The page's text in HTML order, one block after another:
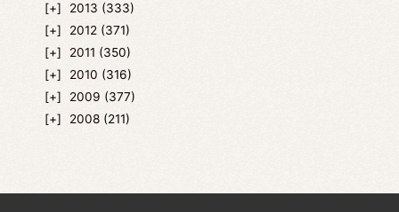
2013 (333)
2012 (371)
2011 (350)
2010 (316)
2009 (377)
2008 (211)